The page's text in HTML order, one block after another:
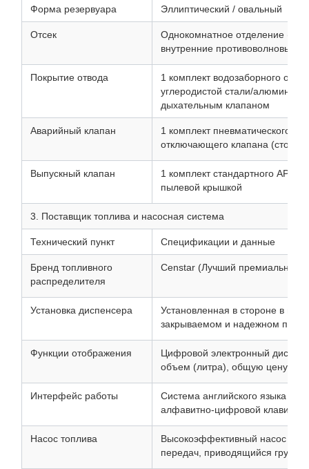
Форма резервуара Эллиптический / овальный
Отсек
Однокомнатное отделение
внутренние противоволновые
Покрытие отвода
1 комплект водозаборного
углеродистой стали/
дыхательным клапаном
Аварийный клапан
1 комплект пневматического
отключающего клапана
Выпускный клапан
1 комплект стандартного API /
пылевой крышкой
3. Поставщик топлива и насосная система
Технический пункт Спецификации и данные
Бренд топливного
распределителя
Censtar (Лучший премиальный
Установка диспенсера
Установленная в стороне в
закрываемом и надежном
Функции отображения
Цифровой электронный
объем (литра), общую цену,
Интерфейс работы
Система английского языка с
алфавитно-цифровой
Насос топлива
Высокоэффективный насос
передач, приводящийся